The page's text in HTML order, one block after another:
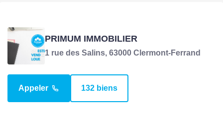
PRIMUM IMMOBILIER
1 rue des Salins, 63000 Clermont-Ferrand
Appeler 132 biens